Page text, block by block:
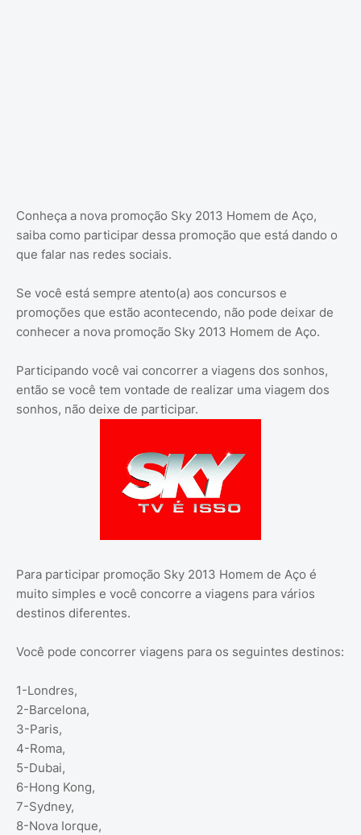
Conheça a nova promoção Sky 2013 Homem de Aço,
saiba como participar dessa promoção que está dando o
que falar nas redes sociais.
Se você está sempre atento(a) aos concursos e
promoções que estão acontecendo, não pode deixar de
conhecer a nova promoção Sky 2013 Homem de Aço.
Participando você vai concorrer a viagens dos sonhos,
então se você tem vontade de realizar uma viagem dos
sonhos, não deixe de participar.
Para participar promoção Sky 2013 Homem de Aço é
muito simples e você concorre a viagens para vários
destinos diferentes.
Você pode concorrer viagens para os seguintes destinos:
1-Londres,
2-Barcelona,
3-Paris,
4-Roma,
5-Dubai,
6-Hong Kong,
7-Sydney,
8-Nova Iorque,